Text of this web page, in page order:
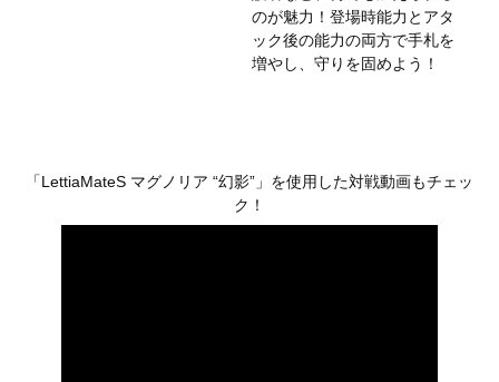
のが魅力！登場時能力とアタ
ック後の能力の両方で手札を
増やし、守りを固めよう！
「LettiaMateS マグノリア “幻影”」を使用した対戦動画もチェッ
ク！